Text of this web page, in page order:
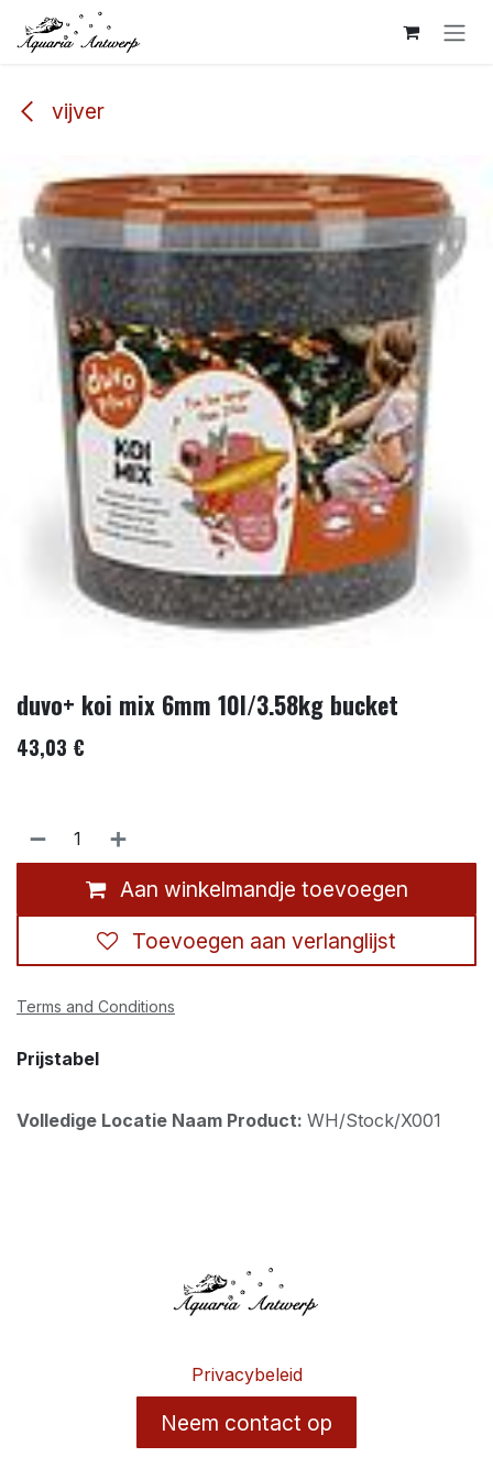
Overslaan naar inhoud
vijver
duvo+ koi mix 6mm 10l/3.58kg bucket
43,03 €
Aan winkelmandje toevoegen
Toevoegen aan verlanglijst
Terms and Conditions
Prijstabel
Volledige Locatie Naam Product: WH/Stock/X001
Privacybeleid
Neem contact op